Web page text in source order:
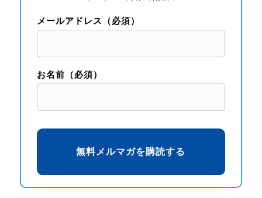
メールアドレス（必須）
お名前（必須）